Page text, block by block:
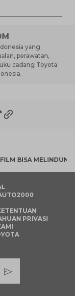
yang
perawatan,
cadang Toyota
BISA
PRIVASI